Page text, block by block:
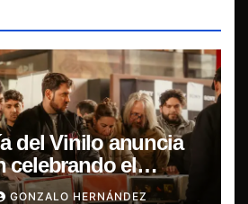
del Vinilo anuncia
celebrando el
fabricado en Chile
GONZALO HERNÁNDEZ